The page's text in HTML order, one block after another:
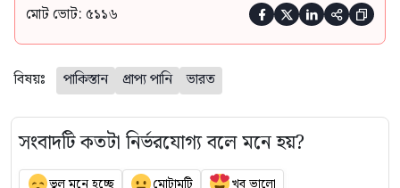
মোট ভোট: ৫১১৬     
বিষয়ঃ পাকিস্তান প্রাপ্য পানি ভারত
সংবাদটি কতটা নির্ভরযোগ্য বলে মনে হয়?